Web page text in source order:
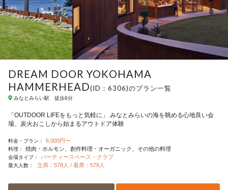
DREAM DOOR YOKOHAMA
HAMMERHEAD(ID：6306)のプラン一覧
みなとみらい駅 徒歩8分
「OUTDOOR LIFEをもっと気軽に」 みなとみらいの海を眺める心地良い会
場、炭火おこしから始まるアウトドア体験
料金・プラン： 6,000円〜
料理： 焼肉・ホルモン 創作料理・オーガニック その他の料理
会場タイプ： パーティースペース・クラブ
最大人数： 立席：578人 / 着席：578人